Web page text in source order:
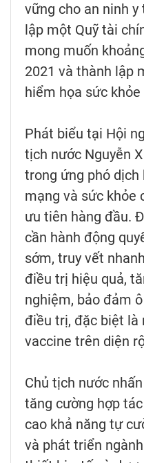
vững cho an ninh
lập một Quỹ tài
mong muốn
2021 và thành lập
hiểm họa sức
Phát biểu tại Hội
tịch nước Nguyễn
trong ứng phó dịch
mạng và sức khỏe
ưu tiên hàng đầu.
cần hành động
sớm, truy vết
điều trị hiệu quả,
nghiệm, bảo đảm
điều trị, đặc biệt là
vaccine trên diện
Chủ tịch nước
tăng cường hợp
cao khả năng tự
và phát triển